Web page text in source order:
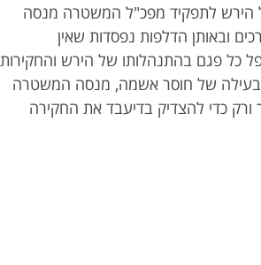
הירש לתפקיד מפכ"ל המשטרה מנסה
ובאותן הדלפות נפסדות שאין
כל פגם בהתנהלותו של הירש והחקירות
בעילה של חוסר אשמה, מנסה המשטרה
כדי להצדיק בדיעבד את החקירה